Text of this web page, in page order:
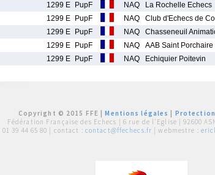
1299 E PupF NAQ La Rochelle Echecs
1299 E PupF NAQ Club d'Echecs de
1299 E PupF NAQ Chasseneuil
1299 E PupF NAQ AAB Saint Porchaire
1299 E PupF NAQ Echiquier Poitevin
Copyright © 2015 FFE |Mentions légales
Fédération Française des Echecs | 6 rue de l'Eglise | 92600
01 39 44 65 80 | contact : contact@ffechecs.fr | webmestre :